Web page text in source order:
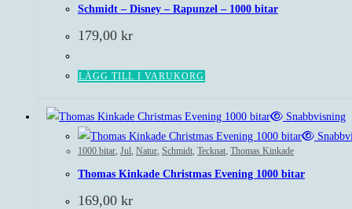
Schmidt – Disney – Rapunzel – 1000 bitar
179,00 kr
LÄGG TILL I VARUKORG
Snabbvisning
1000 bitar Jul Natur Schmidt Tecknat Thomas Kinkade
Thomas Kinkade Christmas Evening 1000 bitar
169,00 kr